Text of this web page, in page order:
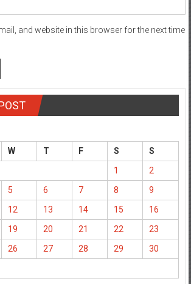
and website in this browser for the next time
W T F S
S
1
2
5 6 7 8
9
12 13 14 15
16
19 20 21 22
23
26 27 28 29
30